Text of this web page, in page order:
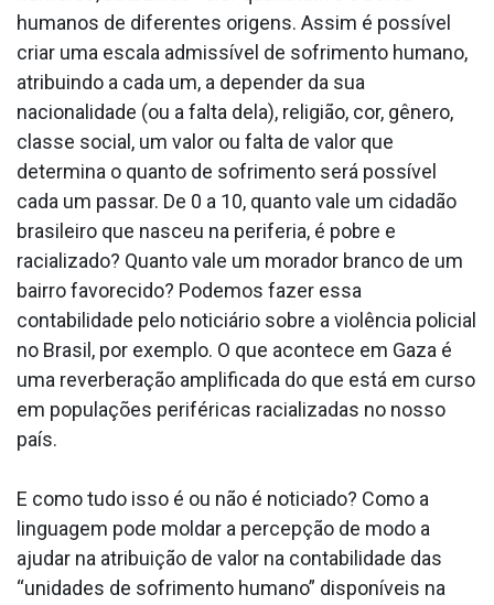
humanos de diferentes origens. Assim é possível
criar uma escala admissível de sofrimento humano,
atribuindo a cada um, a depender da sua
nacionalidade (ou a falta dela), religião, cor, gênero,
classe social, um valor ou falta de valor que
determina o quanto de sofrimento será possível
cada um passar. De 0 a 10, quanto vale um cidadão
brasileiro que nasceu na periferia, é pobre e
racializado? Quanto vale um morador branco de um
bairro favorecido? Podemos fazer essa
contabilidade pelo noticiário sobre a violência policial
no Brasil, por exemplo. O que acontece em Gaza é
uma reverberação amplificada do que está em curso
em populações periféricas racializadas no nosso
país.
E como tudo isso é ou não é noticiado? Como a
linguagem pode moldar a percepção de modo a
ajudar na atribuição de valor na contabilidade das
“unidades de sofrimento humano” disponíveis na